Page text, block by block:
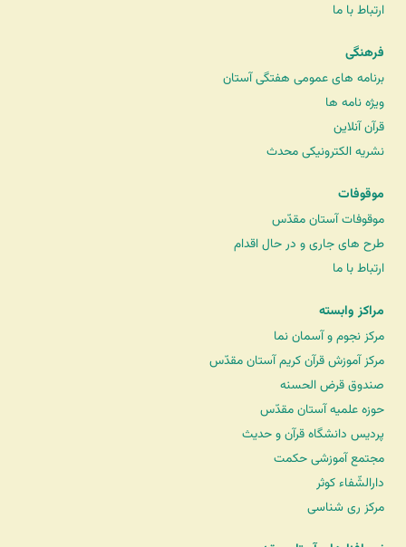
ارتباط با ما
فرهنگی
برنامه های عمومی هفتگی آستان
ویژه نامه ها
قرآن آنلاین
نشریه الکترونیکی محدث
موقوفات
موقوفات آستان مقدّس
طرح های جاری و در حال اقدام
ارتباط با ما
مراکز وابسته
مرکز نجوم و آسمان نما
مرکز آموزش قرآن کریم آستان مقدّس
صندوق قرض الحسنه
حوزه علمیه آستان مقدّس
پردیس دانشگاه قرآن و حدیث
مجتمع آموزشی حکمت
دارالشّفاء کوثر
مرکز ری شناسی